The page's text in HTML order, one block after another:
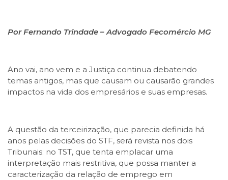
Por Fernando Trindade – Advogado Fecomércio MG
Ano vai, ano vem e a Justiça continua debatendo
temas antigos, mas que causam ou causarão grandes
impactos na vida dos empresários e suas empresas.
A questão da terceirização, que parecia definida há
anos pelas decisões do STF, será revista nos dois
Tribunais: no TST, que tenta emplacar uma
interpretação mais restritiva, que possa manter a
caracterização da relação de emprego em